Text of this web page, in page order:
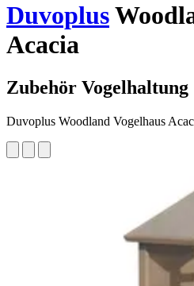
Duvoplus
Acacia
Zubehör Vogelhaltung
Duvoplus Woodland Vogelhaus